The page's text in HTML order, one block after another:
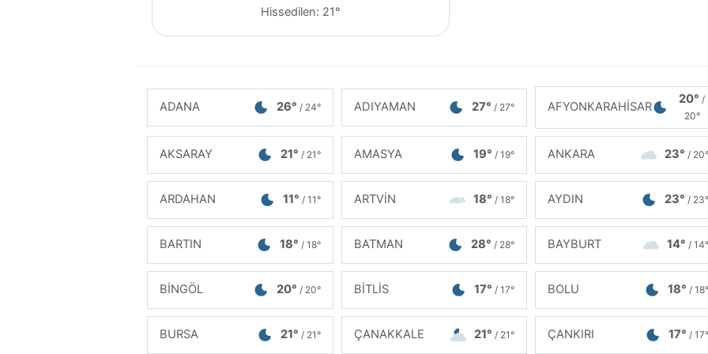
Hissedilen: 21°
ADANA 26° / 24° ADIYAMAN 27° / 27° AFYONKARAHİSAR
20°/
20°
AKSARAY 21° / 21° AMASYA 19° / 19° ANKARA 23° / 20°
ARDAHAN 11° / 11° ARTVİN 18° / 18° AYDIN 23° / 23°
BARTIN 18° / 18° BATMAN 28° / 28° BAYBURT 14° / 14°
BİNGÖL 20° / 20° BİTLİS 17° / 17° BOLU 18° / 18°
BURSA 21° / 21° ÇANAKKALE 21° / 21° ÇANKIRI 17° / 17°